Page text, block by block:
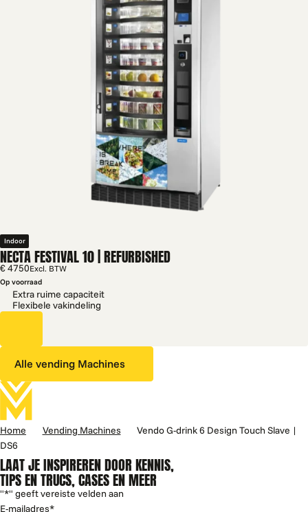
Indoor
NECTA FESTIVAL 10 | REFURBISHED
€ 4750Excl. BTW
Op voorraad
Extra ruime capaciteit
Flexibele vakindeling
Alle vending Machines
Home Vending Machines
Vendo G-drink 6 Design Touch Slave |
DS6
LAAT JE INSPIREREN DOOR KENNIS,
TIPS EN TRUCS, CASES EN MEER
"*" geeft vereiste velden aan
E-mailadres*